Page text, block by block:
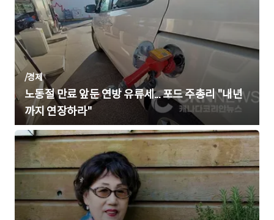
/경제
노동절 만료 앞둔 연방 유류세... 포드 주총리 "내년
까지 연장하라"